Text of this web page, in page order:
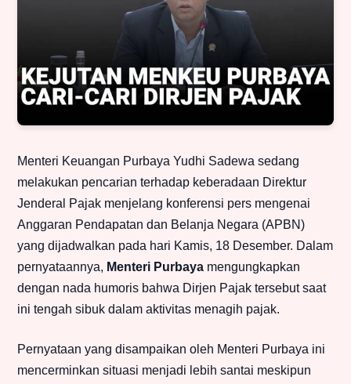
Menteri Keuangan Purbaya Yudhi Sadewa sedang
melakukan pencarian terhadap keberadaan Direktur
Jenderal Pajak menjelang konferensi pers mengenai
Anggaran Pendapatan dan Belanja Negara (APBN)
yang dijadwalkan pada hari Kamis, 18 Desember. Dalam
pernyataannya, Menteri Purbaya mengungkapkan
dengan nada humoris bahwa Dirjen Pajak tersebut saat
ini tengah sibuk dalam aktivitas menagih pajak.
Pernyataan yang disampaikan oleh Menteri Purbaya ini
mencerminkan situasi menjadi lebih santai meskipun